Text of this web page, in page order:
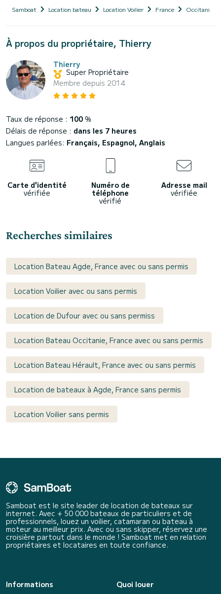
Samboat Location bateau Location Voilier France Occitanie
À propos du propriétaire, Thierry
Thierry
Super Propriétaire
Membre depuis 2014
Taux de réponse : 100 %
Délais de réponse : dans les 7 heures
Langues parlées: Français, Espagnol, Anglais
Carte d'identité
vérifiée
Numéro de
téléphone
vérifié
Adresse mail
vérifiée
Recherches similaires
Location Bateau Agde, France avec ou sans permis
Location Voilier avec ou sans permis
Location de Dufour avec ou sans permiss
Location Bateau Occitanie, France avec ou sans permis
Location Bateau Hérault, France avec ou sans permis
Location de bateaux à Agde, France sans permis
Location Voilier sans permis
Samboat est le site leader de location de bateaux sur
internet. Avec + 50 000 bateaux de particuliers et de
professionnels, louez un voilier, catamaran ou bateau à
moteur au meilleur prix. Avec ou sans skipper, réservez une
croisière partout dans le monde ! Samboat met en relation
propriétaires et locataires en toute confiance.
Informations
Quoi louer